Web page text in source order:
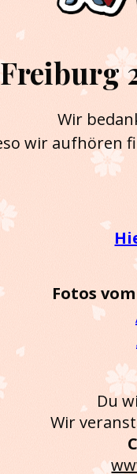
Wir
wir aufhören
Fotos
Du
Wir